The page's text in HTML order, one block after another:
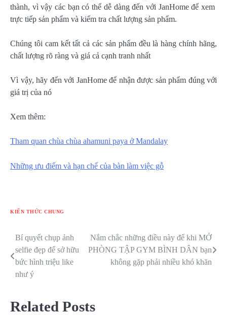
thành, vì vậy các bạn có thể dễ dàng đến với JanHome để xem
trực tiếp sản phẩm và kiểm tra chất lượng sản phẩm.
Chúng tôi cam kết tất cả các sản phẩm đều là hàng chính hãng,
chất lượng rõ ràng và giá cả cạnh tranh nhất
Vì vậy, hãy đến với JanHome để nhận được sản phẩm đúng với
giá trị của nó
Xem thêm:
Tham quan chùa chùa ahamuni paya ở Mandalay
Những ưu điểm và hạn chế của bàn làm việc gỗ
KIẾN THỨC CHUNG
Điều
hướng
bài
Bí quyết chụp ảnh
selfie đẹp để sở hữu
bức hình triệu like
như ý
Nắm chắc những điều này để khi MỞ
PHÒNG TẬP GYM BÌNH DÂN bạn
không gặp phải nhiều khó khăn
Related Posts